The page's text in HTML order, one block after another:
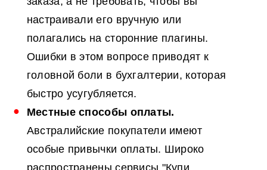
настраивали его вручную или
полагались на сторонние плагины.
Ошибки в этом вопросе приводят к
головной боли в бухгалтерии, которая
быстро усугубляется.
Местные способы оплаты.
Австралийские покупатели имеют
особые привычки оплаты. Широко